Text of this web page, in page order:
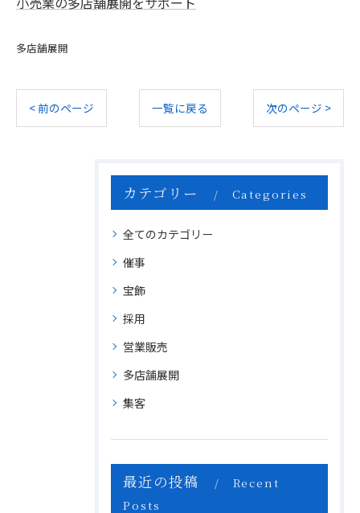
多店舗展開
< 前のページ 一覧に戻る 次のページ >
カテゴリー Categories
全てのカテゴリー
催事
宝飾
採用
営業販売
多店舗展開
集客
最近の投稿
Recent
Posts